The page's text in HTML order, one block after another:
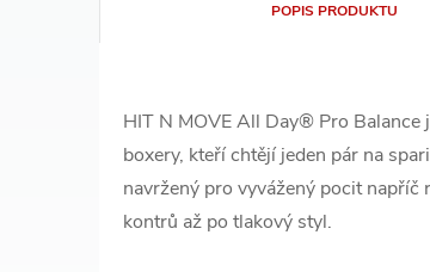
POPIS PRODUKTU
HIT N MOVE All Day® Pro
boxery, kteří chtějí jeden pár na
navržený pro vyvážený pocit
kontrů až po tlakový styl.